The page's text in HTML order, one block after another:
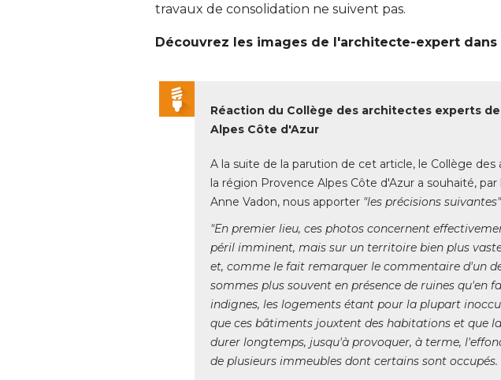
travaux de consolidation ne suivent pas.
Découvrez les images de l'architecte-expert dans
Réaction du Collège des architectes experts
Alpes Côte d'Azur
A la suite de la parution de cet article, le Collège
la région Provence Alpes Côte d'Azur a souhaité,
Anne Vadon, nous apporter "les précisions suivantes"
"En premier lieu, ces photos concernent
péril imminent, mais sur un territoire bien plus
et, comme le fait remarquer le commentaire d'un
sommes plus souvent en présence de ruines qu'en
indignes, les logements étant pour la plupart
que ces bâtiments jouxtent des habitations et que
durer longtemps, jusqu'à provoquer, à terme,
de plusieurs immeubles dont certains sont occupés.